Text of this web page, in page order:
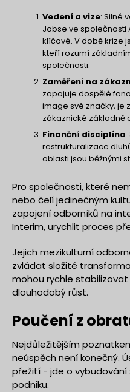
Vedení a vize: Silné
Jobse ve společnosti
klíčové. V době krize
kteří rozumí
společnosti.
Zaměření na
zapojuje dospělé
image své značky, je
zákaznické základně
Finanční disciplína
restrukturalizace
oblasti jsou běžnými
Pro společnosti, které
nebo čelí jedinečným
zapojení odborníků na
Interim, urychlit proces
Jejich mezikulturní
zvládat složité
mohou rychle
dlouhodobý růst.
Poučení z
Nejdůležitějším
neúspěch není konečný.
přežití - jde o vybudování
podniku.